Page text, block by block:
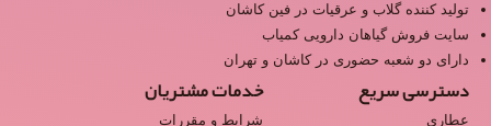
تولید کننده گلاب و عرقیات در فین کاشان
سایت فروش گیاهان دارویی کمیاب
دارای دو شعبه حضوری در کاشان و تهران
دسترسی سریع
عطاری
خدمات مشتریان
شرایط و مقررات